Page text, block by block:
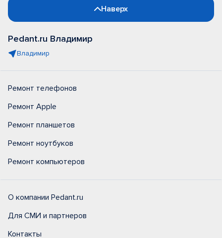
Наверх
Pedant.ru Владимир
Владимир
Ремонт телефонов
Ремонт Apple
Ремонт планшетов
Ремонт ноутбуков
Ремонт компьютеров
О компании Pedant.ru
Для СМИ и партнеров
Контакты